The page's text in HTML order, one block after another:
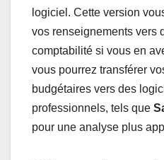
logiciel. Cette version
vos renseignements vers
comptabilité si vous en
vous pourrez transférer
budgétaires vers des
professionnels, tels que
pour une analyse plus